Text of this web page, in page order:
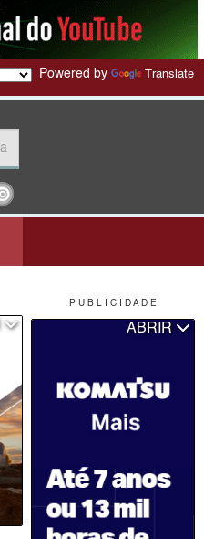
P U B L I C I D A D E
ABRIR
Powered by Translate